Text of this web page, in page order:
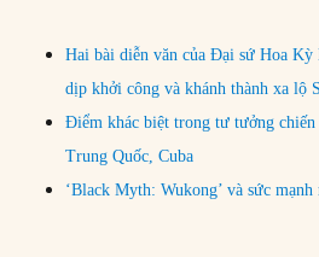
Hai bài diễn văn của Đại sứ Hoa
dịp khởi công và khánh thành xa lộ
Điểm khác biệt trong tư tưởng chiến
Trung Quốc, Cuba
‘Black Myth: Wukong’ và sức